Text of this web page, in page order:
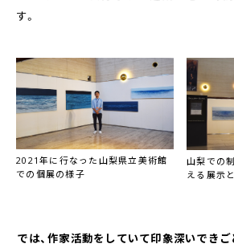
す。
2021年に行なった山梨県立美術館
での個展の様子
山梨での
える展示
――では、作家活動をしていて印象深いできご